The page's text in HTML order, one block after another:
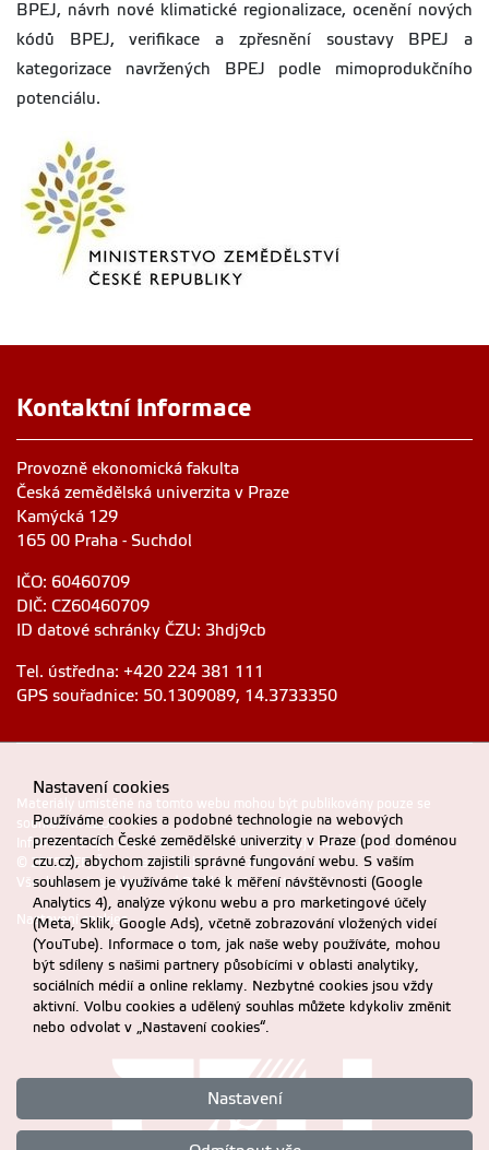
BPEJ, návrh nové klimatické regionalizace, ocenění nových
kódů BPEJ, verifikace a zpřesnění soustavy BPEJ a
kategorizace navržených BPEJ podle mimoprodukčního
potenciálu.
Kontaktní informace
Provozně ekonomická fakulta
Česká zemědělská univerzita v Praze
Kamýcká 129
165 00 Praha - Suchdol
IČO: 60460709
DIČ: CZ60460709
ID datové schránky ČZU: 3hdj9cb
Tel. ústředna: +420 224 381 111
GPS souřadnice: 50.1309089, 14.3733350
Materiály umístěné na tomto webu mohou být publikovány pouze se
souhlasem ČZU.
Informace o zpracování a ochraně osobních údajů na ČZU v Praze.
© 2025 PEF, Česká zemědělská univerzita v Praze
Všechna práva vyhrazena |Prohlášení o přístupnosti
Nastavení cookies
Nastavení cookies
Používáme cookies a podobné technologie na webových
prezentacích České zemědělské univerzity v Praze (pod doménou
czu.cz), abychom zajistili správné fungování webu. S vaším
souhlasem je využíváme také k měření návštěvnosti (Google
Analytics 4), analýze výkonu webu a pro marketingové účely
(Meta, Sklik, Google Ads), včetně zobrazování vložených videí
(YouTube). Informace o tom, jak naše weby používáte, mohou
být sdíleny s našimi partnery působícími v oblasti analytiky,
sociálních médií a online reklamy. Nezbytné cookies jsou vždy
aktivní. Volbu cookies a udělený souhlas můžete kdykoliv změnit
nebo odvolat v „Nastavení cookies“.
Nastavení